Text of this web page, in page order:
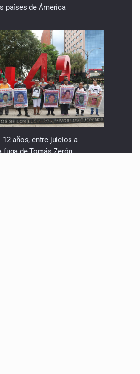
12 años, entre juicios a
de Tomás Zerón